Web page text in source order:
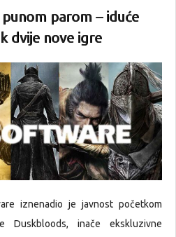
parom – iduće
dvije nove igre
iznenadio je javnost početkom
Duskbloods, inače ekskluzivne